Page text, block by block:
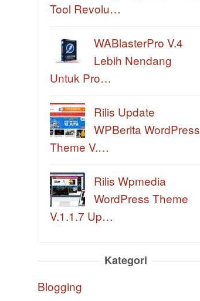
Tool Revolu…
WABlasterPro V.4
Lebih Nendang
Untuk Pro…
Rilis Update
WPBerita WordPress
Theme V.…
Rilis Wpmedia
WordPress Theme
V.1.1.7 Up…
Kategori
Blogging